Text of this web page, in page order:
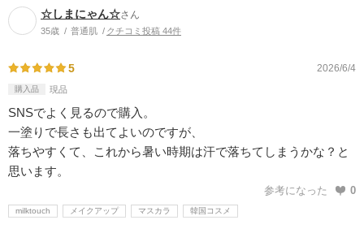
☆しまにゃん☆さん
35歳 普通肌 クチコミ投稿 44件
5 2026/6/4
購入品 現品
SNSでよく見るので購入。
一塗りで長さも出てよいのですが、
落ちやすくて、これから暑い時期は汗で落ちてしまうかな？と
思います。
参考になった 0
milktouch メイクアップ マスカラ 韓国コスメ